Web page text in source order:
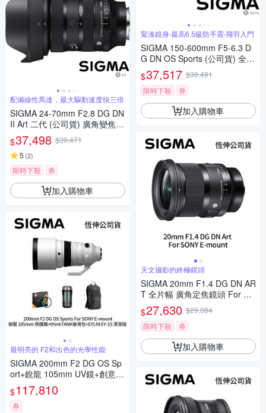
配備線性馬達，最大驅動速度快三倍
SIGMA 24-70mm F2.8 DG DN
II Art 二代 (公司貨) 廣角變焦鏡
頭 全片幅無反微單眼鏡頭 旅遊
鏡 大三元
$37,498 $39,471
5 (2)
限時下殺 券
加入購物車
最明亮的 F2和出色的光學性能
SIGMA 200mm F2 DG OS Sp
ort+銳龍 105mm UV鏡+創意坦
克 DarkLight 14L 後背包+EYLI
N EY-15清潔組 For SONY E-m
ount (公司貨)
$117,810
券
緊湊鏡身‧最高6.5級防手震‧飛羽入門
SIGMA 150-600mm F5-6.3 D
G DN OS Sports (公司貨) 全片
幅微單眼鏡頭 超望遠變焦鏡頭
飛羽攝影 拍鳥
$37,517 $39,491
限時下殺
券
加入購物車
天文攝影的終極鏡頭
SIGMA 20mm F1.4 DG DN AR
T 全片幅 廣角定焦鏡頭 For SO
NY E-mount (公司貨)
$27,630 $29,084
限時下殺
券
加入購物車